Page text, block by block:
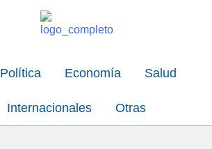
Política Economía Salud
Internacionales Otras